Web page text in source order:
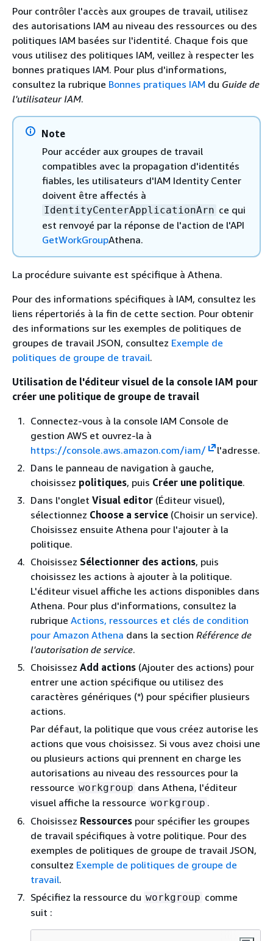
Pour contrôler l'accès aux groupes de travail, utilisez
des autorisations IAM au niveau des ressources ou des
politiques IAM basées sur l'identité. Chaque fois que
vous utilisez des politiques IAM, veillez à respecter les
bonnes pratiques IAM. Pour plus d'informations,
consultez la rubrique Bonnes pratiques IAM du Guide de
l'utilisateur IAM.
Note
Pour accéder aux groupes de travail
compatibles avec la propagation d'identités
fiables, les utilisateurs d'IAM Identity Center
doivent être affectés à
IdentityCenterApplicationArn ce qui
est renvoyé par la réponse de l'action de l'API
GetWorkGroupAthena.
La procédure suivante est spécifique à Athena.
Pour des informations spécifiques à IAM, consultez les
liens répertoriés à la fin de cette section. Pour obtenir
des informations sur les exemples de politiques de
groupes de travail JSON, consultez Exemple de
politiques de groupe de travail.
Utilisation de l'éditeur visuel de la console IAM pour
créer une politique de groupe de travail
Connectez-vous à la console IAM Console de
gestion AWS et ouvrez-la à
https://console.aws.amazon.com/iam/
l'adresse.
Dans le panneau de navigation à gauche,
choisissez politiques, puis Créer une politique.
Dans l'onglet Visual editor (Éditeur visuel),
sélectionnez Choose a service (Choisir un service).
Choisissez ensuite Athena pour l'ajouter à la
politique.
Choisissez Sélectionner des actions, puis
choisissez les actions à ajouter à la politique.
L'éditeur visuel affiche les actions disponibles dans
Athena. Pour plus d'informations, consultez la
rubrique Actions, ressources et clés de condition
pour Amazon Athena dans la section Référence de
l'autorisation de service.
Choisissez Add actions (Ajouter des actions) pour
entrer une action spécifique ou utilisez des
caractères génériques (*) pour spécifier plusieurs
actions.
Par défaut, la politique que vous créez autorise les
actions que vous choisissez. Si vous avez choisi une
ou plusieurs actions qui prennent en charge les
autorisations au niveau des ressources pour la
ressource workgroup dans Athena, l'éditeur
visuel affiche la ressource workgroup .
Choisissez Ressources pour spécifier les groupes
de travail spécifiques à votre politique. Pour des
exemples de politiques de groupe de travail JSON,
consultez Exemple de politiques de groupe de
travail.
Spécifiez la ressource du workgroup comme
suit :